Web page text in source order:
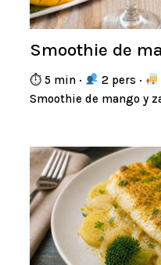
Smoothie de
⏱ 5 min · 2 pers ·
Smoothie de mango y